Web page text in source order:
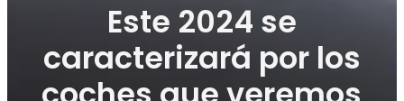
Este 2024 se
caracterizará por los